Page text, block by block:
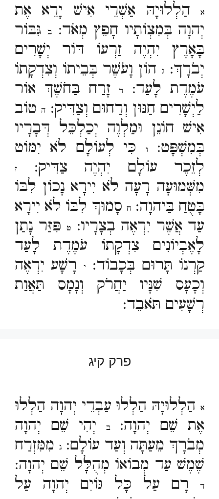
א
הַלְלוּיָהּ אַשְׁרֵי אִישׁ יָרֵא אֶת
יְהוָה בְּמִצְוֹתָיו חָפֵץ מְאֹד:
בגִּבּוֹר
בָּאָרֶץ יִהְיֶה זַרְעוֹ דּוֹר יְשָׁרִים
יְבֹרָךְ: ג הוֹן וָעֹשֶׁר בְּבֵיתוֹ וְצִדְקָתוֹ
עֹמֶדֶת לָעַד:
דזָרַח בַּחֹשֶׁךְ אוֹר
לַיְשָׁרִים חַנּוּן וְרַחוּם וְצַדִּיק: הטוֹב
אִישׁ חוֹנֵן וּמַלְוֶה יְכַלְכֵּל דְּבָרָיו
בְּמִשְׁפָּט:
ו
כִּי לְעוֹלָם לֹא יִמּוֹט
לְזֵכֶר עוֹלָם יִהְיֶה צַדִּיק:
ז
מִשְּׁמוּעָה רָעָה לֹא יִירָא נָכוֹן לִבּוֹ
בָּטֻחַ בַּיהוָה:ח סָמוּךְ לִבּוֹ לֹא יִירָא
עַד אֲשֶׁר יִרְאֶה בְצָרָיו:
ט פִּזַּר נָתַן
לָאֶבְיוֹנִים צִדְקָתוֹ עֹמֶדֶת לָעַד
קַרְנוֹ תָּרוּם בְּכָבוֹד:
י
רָשָׁע יִרְאֶה
וְכָעָס שִׁנָּיו יַחֲרֹק וְנָמָס תַּאֲוַת
רְשָׁעִים תֹּאבֵד:
פרק קיג
א הַלְלוּיָהּ הַלְלוּ עַבְדֵי יְהוָה הַלְלוּ
אֶת שֵׁם יְהוָה:ב
יְהִי שֵׁם יְהוָה
מְבֹרָךְ מֵעַתָּה וְעַד עוֹלָם:ג מִמִּזְרַח
שֶׁמֶשׁ עַד מְבוֹאוֹ מְהֻלָּל שֵׁם יְהוָה:
ד
רָם עַל כָּל גּוֹיִם יְהוָה עַל